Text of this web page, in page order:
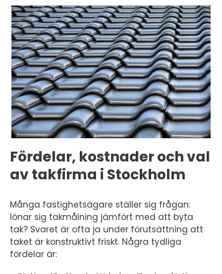
Fördelar, kostnader och val
av takfirma i Stockholm
Många fastighetsägare ställer sig frågan:
lönar sig takmålning jämfört med att byta
tak? Svaret är ofta ja under förutsättning att
taket är konstruktivt friskt. Några tydliga
fördelar är: